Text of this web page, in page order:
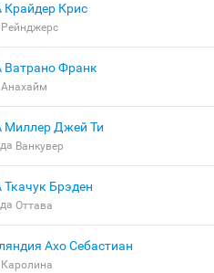
Крайдер Крис
Рейнджерс
Ватрано Франк
Анахайм
Миллер Джей Ти
Ванкувер
Ткачук Брэден
Оттава
Ахо Себастиан
Каролина